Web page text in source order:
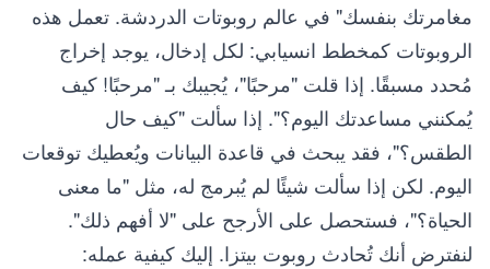
مغامرتك بنفسك" في عالم روبوتات الدردشة. تعمل هذه
الروبوتات كمخطط انسيابي: لكل إدخال، يوجد إخراج
مُحدد مسبقًا. إذا قلت "مرحبًا"، يُجيبك بـ "مرحبًا! كيف
يُمكنني مساعدتك اليوم؟". إذا سألت "كيف حال
الطقس؟"، فقد يبحث في قاعدة البيانات ويُعطيك توقعات
اليوم. لكن إذا سألت شيئًا لم يُبرمج له، مثل "ما معنى
الحياة؟"، فستحصل على الأرجح على "لا أفهم ذلك".
لنفترض أنك تُحادث روبوت بيتزا. إليك كيفية عمله: